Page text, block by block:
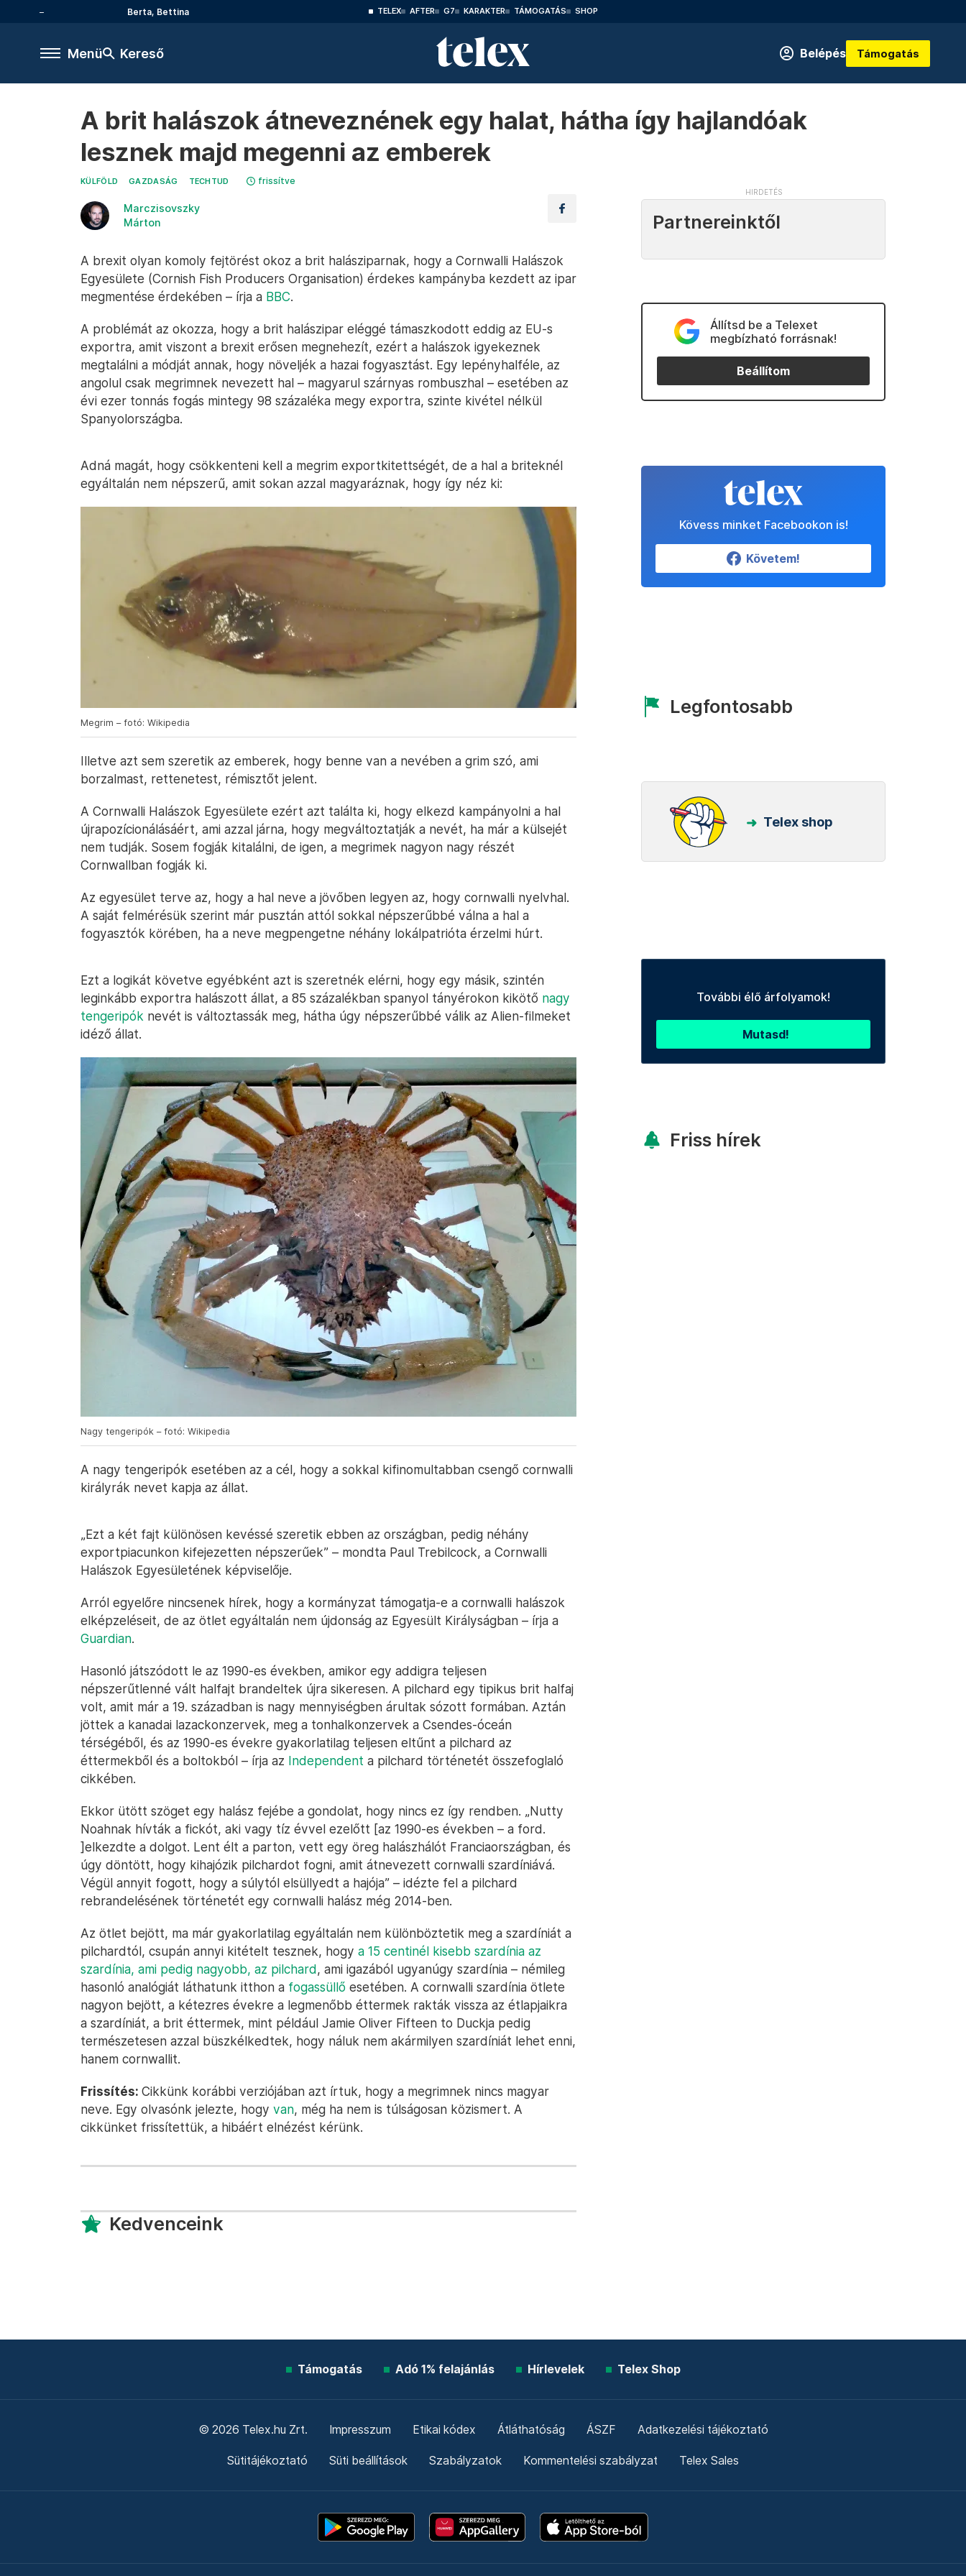
Berta, Bettina TELEX AFTER G7 KARAKTER TÁMOGATÁS SHOP
Menü Kereső Belépés Támogatás
A brit halászok átneveznének egy halat, hátha így hajlandóak
lesznek majd megenni az emberek
KÜLFÖLD GAZDASÁG TECHTUD frissítve
Marczisovszky
Márton
A brexit olyan komoly fejtörést okoz a brit halásziparnak, hogy a Cornwalli Halászok
Egyesülete (Cornish Fish Producers Organisation) érdekes kampányba kezdett az ipar
megmentése érdekében – írja a BBC.
A problémát az okozza, hogy a brit halászipar eléggé támaszkodott eddig az EU-s
exportra, amit viszont a brexit erősen megnehezít, ezért a halászok igyekeznek
megtalálni a módját annak, hogy növeljék a hazai fogyasztást. Egy lepényhalféle, az
angolul csak megrimnek nevezett hal – magyarul szárnyas rombuszhal – esetében az
évi ezer tonnás fogás mintegy 98 százaléka megy exportra, szinte kivétel nélkül
Spanyolországba.
Adná magát, hogy csökkenteni kell a megrim exportkitettségét, de a hal a briteknél
egyáltalán nem népszerű, amit sokan azzal magyaráznak, hogy így néz ki:
Megrim – fotó: Wikipedia
Illetve azt sem szeretik az emberek, hogy benne van a nevében a grim szó, ami
borzalmast, rettenetest, rémisztőt jelent.
A Cornwalli Halászok Egyesülete ezért azt találta ki, hogy elkezd kampányolni a hal
újrapozícionálásáért, ami azzal járna, hogy megváltoztatják a nevét, ha már a külsejét
nem tudják. Sosem fogják kitalálni, de igen, a megrimek nagyon nagy részét
Cornwallban fogják ki.
Az egyesület terve az, hogy a hal neve a jövőben legyen az, hogy cornwalli nyelvhal.
A saját felmérésük szerint már pusztán attól sokkal népszerűbbé válna a hal a
fogyasztók körében, ha a neve megpengetne néhány lokálpatrióta érzelmi húrt.
Ezt a logikát követve egyébként azt is szeretnék elérni, hogy egy másik, szintén
leginkább exportra halászott állat, a 85 százalékban spanyol tányérokon kikötő nagy
tengeripók nevét is változtassák meg, hátha úgy népszerűbbé válik az Alien-filmeket
idéző állat.
Nagy tengeripók – fotó: Wikipedia
A nagy tengeripók esetében az a cél, hogy a sokkal kifinomultabban csengő cornwalli
királyrák nevet kapja az állat.
„Ezt a két fajt különösen kevéssé szeretik ebben az országban, pedig néhány
exportpiacunkon kifejezetten népszerűek” – mondta Paul Trebilcock, a Cornwalli
Halászok Egyesületének képviselője.
Arról egyelőre nincsenek hírek, hogy a kormányzat támogatja-e a cornwalli halászok
elképzeléseit, de az ötlet egyáltalán nem újdonság az Egyesült Királyságban – írja a
Guardian.
Hasonló játszódott le az 1990-es években, amikor egy addigra teljesen
népszerűtlenné vált halfajt brandeltek újra sikeresen. A pilchard egy tipikus brit halfaj
volt, amit már a 19. században is nagy mennyiségben árultak sózott formában. Aztán
jöttek a kanadai lazackonzervek, meg a tonhalkonzervek a Csendes-óceán
térségéből, és az 1990-es évekre gyakorlatilag teljesen eltűnt a pilchard az
éttermekből és a boltokból – írja az Independent a pilchard történetét összefoglaló
cikkében.
Ekkor ütött szöget egy halász fejébe a gondolat, hogy nincs ez így rendben. „Nutty
Noahnak hívták a fickót, aki vagy tíz évvel ezelőtt [az 1990-es években – a ford.
]elkezdte a dolgot. Lent élt a parton, vett egy öreg halászhálót Franciaországban, és
úgy döntött, hogy kihajózik pilchardot fogni, amit átnevezett cornwalli szardíniává.
Végül annyit fogott, hogy a súlytól elsüllyedt a hajója” – idézte fel a pilchard
rebrandelésének történetét egy cornwalli halász még 2014-ben.
Az ötlet bejött, ma már gyakorlatilag egyáltalán nem különböztetik meg a szardíniát a
pilchardtól, csupán annyi kitételt tesznek, hogy a 15 centinél kisebb szardínia az
szardínia, ami pedig nagyobb, az pilchard, ami igazából ugyanúgy szardínia – némileg
hasonló analógiát láthatunk itthon a fogassüllő esetében. A cornwalli szardínia ötlete
nagyon bejött, a kétezres évekre a legmenőbb éttermek rakták vissza az étlapjaikra
a szardíniát, a brit éttermek, mint például Jamie Oliver Fifteen to Duckja pedig
természetesen azzal büszkélkedtek, hogy náluk nem akármilyen szardíniát lehet enni,
hanem cornwallit.
Frissítés: Cikkünk korábbi verziójában azt írtuk, hogy a megrimnek nincs magyar
neve. Egy olvasónk jelezte, hogy van, még ha nem is túlságosan közismert. A
cikkünket frissítettük, a hibáért elnézést kérünk.
Kedvenceink
Partnereinktől
Állítsd be a Telexet
megbízható forrásnak!
Beállítom
Kövess minket Facebookon is!
Követem!
Legfontosabb
Telex shop
További élő árfolyamok!
Mutasd!
Friss hírek
Támogatás Adó 1% felajánlás Hírlevelek Telex Shop
© 2026 Telex.hu Zrt. Impresszum Etikai kódex Átláthatóság ÁSZF Adatkezelési tájékoztató
Sütitájékoztató Süti beállítások Szabályzatok Kommentelési szabályzat Telex Sales